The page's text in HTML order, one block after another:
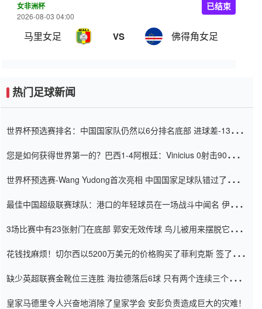
女非洲杯
2026-08-03 04:00
马里女足 VS 佛得角女足
已结束
热门足球新闻
世界杯预选赛排名：中国国家队仍然以6分排名底部 进球差-13令人
您是如何获得世界第一的？巴西1-4阿根廷：Vinicius 0射击90分钟
世界杯预选赛-Wang Yudong首次亮相 中国国家足球队错过了世界
最佳中国超级联赛球队：港口的年轻球员在一场战斗中闻名 伊万放
3场比赛中有23张射门在底部 郭安无效传球 鸟儿被用来摆脱它
花钱找麻烦！切尔西以5200万美元的价格购买了菲利克斯 签了7年
缺少英超联赛金靴位三连胜 海拉德落后6球 只有两个连续三个连续
皇家马德里令人兴奋地消除了皇家学会 安彭负责造成巨大的灾难！